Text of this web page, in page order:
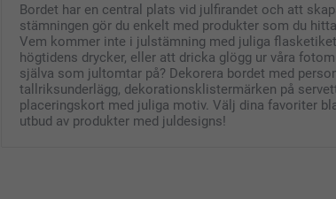
Bordet har en central plats vid julfirandet och att
stämningen gör du enkelt med produkter som du
Vem kommer inte i julstämning med juliga
högtidens drycker, eller att dricka glögg ur våra
själva som jultomtar på? Dekorera bordet med
tallriksunderlägg, dekorationsklistermärken på
placeringskort med juliga motiv. Välj dina favoriter
utbud av produkter med juldesigns!